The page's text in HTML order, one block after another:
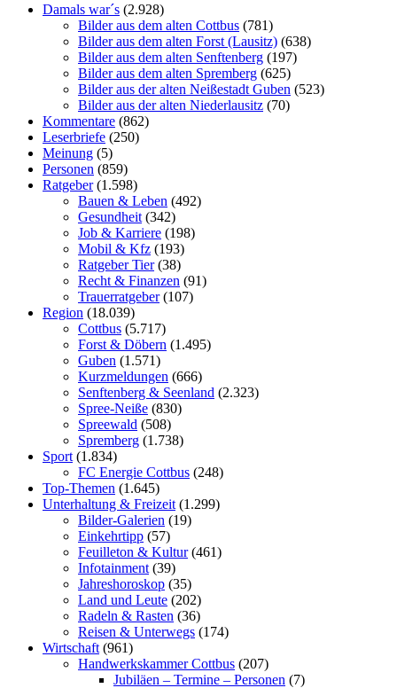
Damals war´s (2.928)
Bilder aus dem alten Cottbus (781)
Bilder aus dem alten Forst (Lausitz) (638)
Bilder aus dem alten Senftenberg (197)
Bilder aus dem alten Spremberg (625)
Bilder aus der alten Neißestadt Guben (523)
Bilder aus der alten Niederlausitz (70)
Kommentare (862)
Leserbriefe (250)
Meinung (5)
Personen (859)
Ratgeber(1.598)
Bauen & Leben (492)
Gesundheit (342)
Job & Karriere (198)
Mobil & Kfz (193)
Ratgeber Tier(38)
Recht & Finanzen (91)
Trauerratgeber(107)
Region (18.039)
Cottbus (5.717)
Forst & Döbern (1.495)
Guben (1.571)
Kurzmeldungen (666)
Senftenberg & Seenland (2.323)
Spree-Neiße (830)
Spreewald (508)
Spremberg (1.738)
Sport (1.834)
FC Energie Cottbus (248)
Top-Themen (1.645)
Unterhaltung & Freizeit (1.299)
Bilder-Galerien (19)
Einkehrtipp (57)
Feuilleton & Kultur(461)
Infotainment (39)
Jahreshoroskop (35)
Land und Leute (202)
Radeln & Rasten (36)
Reisen & Unterwegs (174)
Wirtschaft (961)
Handwerkskammer Cottbus (207)
Jubiläen – Termine – Personen (7)